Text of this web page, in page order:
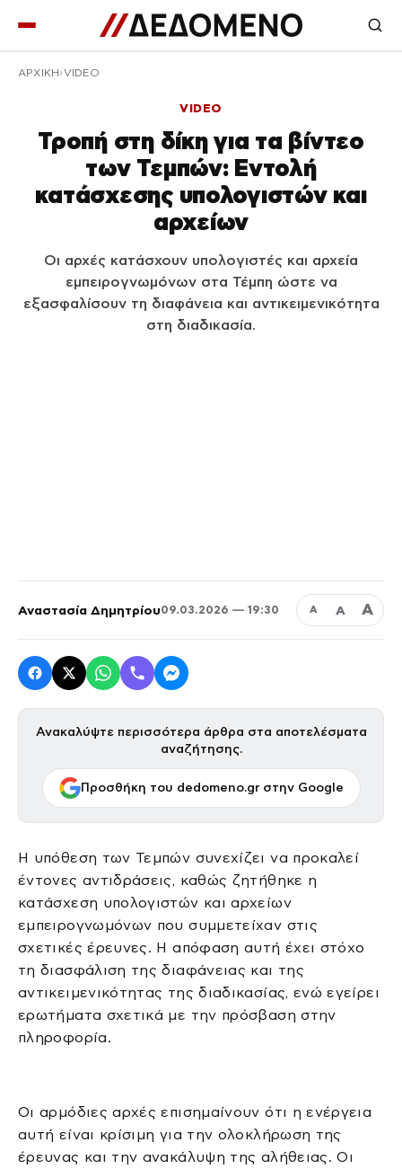
ΑΡΧΙΚΉ VIDEO
VIDEO
Τροπή στη δίκη για τα βίντεο
των Τεμπών: Εντολή
κατάσχεσης υπολογιστών και
αρχείων
Οι αρχές κατάσχουν υπολογιστές και αρχεία
εμπειρογνωμόνων στα Τέμπη ώστε να
εξασφαλίσουν τη διαφάνεια και αντικειμενικότητα
στη διαδικασία.
Αναστασία Δημητρίου09.03.2026 — 19:30 Α Α Α
Ανακαλύψτε περισσότερα άρθρα στα αποτελέσματα
αναζήτησης.
Προσθήκη του dedomeno.gr στην Google
Η υπόθεση των Τεμπών συνεχίζει να προκαλεί
έντονες αντιδράσεις, καθώς ζητήθηκε η
κατάσχεση υπολογιστών και αρχείων
εμπειρογνωμόνων που συμμετείχαν στις
σχετικές έρευνες. Η απόφαση αυτή έχει στόχο
τη διασφάλιση της διαφάνειας και της
αντικειμενικότητας της διαδικασίας, ενώ εγείρει
ερωτήματα σχετικά με την πρόσβαση στην
πληροφορία.
Οι αρμόδιες αρχές επισημαίνουν ότι η ενέργεια
αυτή είναι κρίσιμη για την ολοκλήρωση της
έρευνας και την ανακάλυψη της αλήθειας. Οι